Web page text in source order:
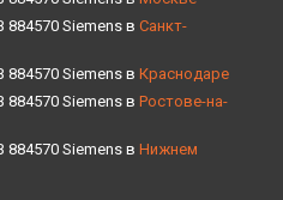
Siemens в Санкт-
Siemens в Краснодаре
Siemens в Ростове-на-
Siemens в Нижнем